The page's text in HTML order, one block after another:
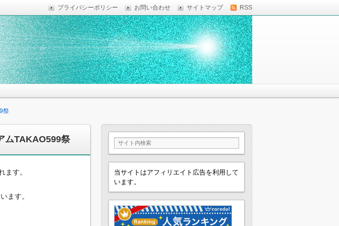
RSS
プライバシーポリシー お問い合わせ サイトマップ
いた時に綴っています。
祭
ムTAKAO599祭
ます。
ます。
当サイトはアフィリエイト広告を利用して
います。